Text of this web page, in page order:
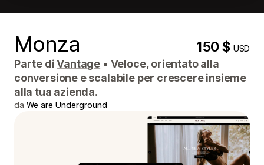
Monza 150 $USD
Parte diVantage • Veloce, orientato alla
conversione e scalabile per crescere insieme
alla tua azienda.
da We are Underground